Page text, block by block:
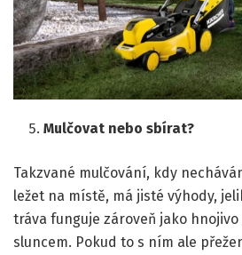
Mulčovat nebo sbírat?
Takzvané mulčování, kdy
ležet na místě, má jisté výhody,
tráva funguje zároveň jako
sluncem. Pokud to s ním ale